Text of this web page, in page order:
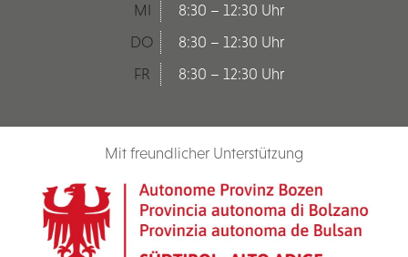
MI
8:30 – 12:30 Uhr
DO
8:30 – 12:30 Uhr
FR
8:30 – 12:30 Uhr
Mit freundlicher Unterstützung